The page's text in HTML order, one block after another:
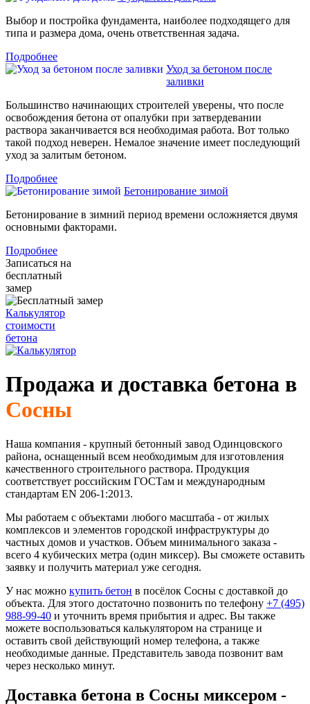
Выбор и постройка фундамента, наиболее подходящего для
типа и размера дома, очень ответственная задача.
Подробнее
Уход за бетоном после
заливки
Большинство начинающих строителей уверены, что после
освобождения бетона от опалубки при затвердевании
раствора заканчивается вся необходимая работа. Вот только
такой подход неверен. Немалое значение имеет последующий
уход за залитым бетоном.
Подробнее
Бетонирование зимой
Бетонирование в зимний период времени осложняется двумя
основными факторами.
Подробнее
Записаться на
бесплатный
замер
Калькулятор
стоимости
бетона
Продажа и доставка бетона в
Сосны
Наша компания - крупный бетонный завод Одинцовского
района, оснащенный всем необходимым для изготовления
качественного строительного раствора. Продукция
соответствует российским ГОСТам и международным
стандартам EN 206-1:2013.
Мы работаем с объектами любого масштаба - от жилых
комплексов и элементов городской инфраструктуры до
частных домов и участков. Объем минимального заказа -
всего 4 кубических метра (один миксер). Вы сможете оставить
заявку и получить материал уже сегодня.
У нас можно купить бетон в посёлок Сосны с доставкой до
объекта. Для этого достаточно позвонить по телефону +7 (495)
988-99-40 и уточнить время прибытия и адрес. Вы также
можете воспользоваться калькулятором на странице и
оставить свой действующий номер телефона, а также
необходимые данные. Представитель завода позвонит вам
через несколько минут.
Доставка бетона в Сосны миксером -